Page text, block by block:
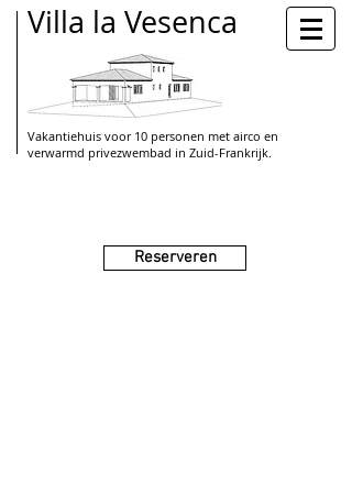
Villa la Vesenca
Vakantiehuis voor 10 personen met airco en
verwarmd privezwembad in Zuid-Frankrijk.
Reserveren